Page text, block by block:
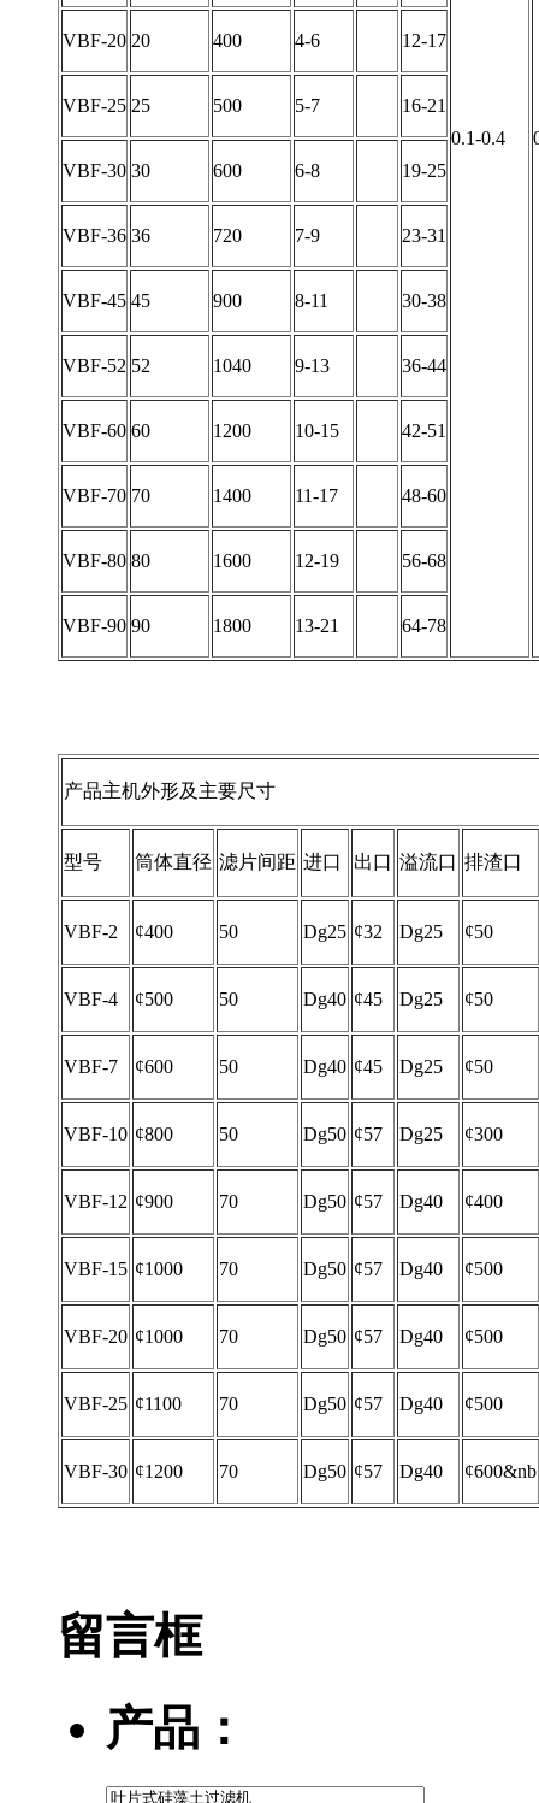
0.1-0.4
VBF-20 20 400 4-6 12-17
VBF-25 25 500 5-7 16-21
VBF-30 30 600 6-8 19-25
VBF-36 36 720 7-9 23-31
VBF-45 45 900 8-11 30-38
VBF-52 52 1040 9-13 36-44
VBF-60 60 1200 10-15 42-51
VBF-70 70 1400 11-17 48-60
VBF-80 80 1600 12-19 56-68
VBF-90 90 1800 13-21 64-78
产品主机外形及主要尺寸
型号 筒体直径 滤片间距 进口 出口 溢流口 排渣口
VBF-2 ¢400 50 Dg25 ¢32 Dg25 ¢50
VBF-4 ¢500 50 Dg40 ¢45 Dg25 ¢50
VBF-7 ¢600 50 Dg40 ¢45 Dg25 ¢50
VBF-10 ¢800 50 Dg50 ¢57 Dg25 ¢300
VBF-12 ¢900 70 Dg50 ¢57 Dg40 ¢400
VBF-15 ¢1000 70 Dg50 ¢57 Dg40 ¢500
VBF-20 ¢1000 70 Dg50 ¢57 Dg40 ¢500
VBF-25 ¢1100 70 Dg50 ¢57 Dg40 ¢500
VBF-30 ¢1200 70 Dg50 ¢57 Dg40 ¢600&nb
留言框
产品：